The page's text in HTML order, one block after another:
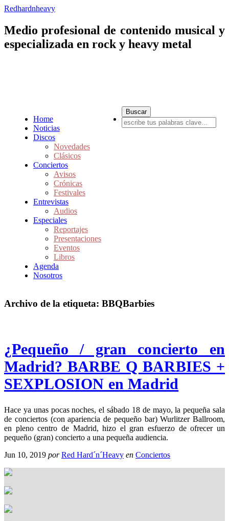
Redhardnheavy
Medio profesional de contenido musical y
especializada en rock y heavy metal
Home
Noticias
Discos
Novedades
Clásicos
Conciertos
Avisos
Crónicas
Festivales
Entrevistas
Audios
Especiales
Reportajes
Presentaciones
Eventos
Libros
Agenda
Nosotros
Archivo de la etiqueta: BBQBarbies
¿Pequeño / gran concierto en
Madrid? BARBE Q BARBIES +
SEXPLOSION en Madrid
Hace ya unas pocas noches, el sábado 18 de mayo, la pequeña sala
de conciertos (con apariencia de pequeño bar) Wurlitzer Ballroom,
en pleno centro de Madrid, hizo el gran esfuerzo de ofrecer un
pequeño (gran) concierto a una pequeña audiencia.
Jun 10, 2019 por Red Hard´n´Heavy en Conciertos